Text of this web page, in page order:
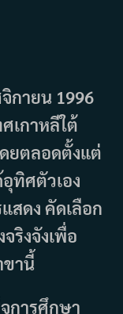
กายน 1996
เกาหลีใต้
ยตลอดตั้งแต่
ทิศตัวเอง
สดง คัดเลือก
ริงจังเพื่อ
ขานี้
การศึกษา